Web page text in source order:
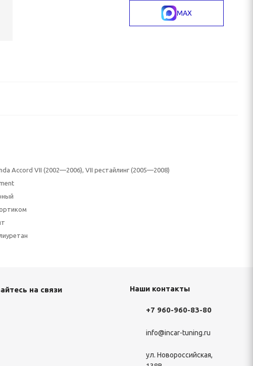
MAX
Accord VII (2002—2006), VII рестайлинг (2005—2008)
на связи Наши контакты
+7 960-960-83-80
info@incar-tuning.ru
ул. Новороссийская,